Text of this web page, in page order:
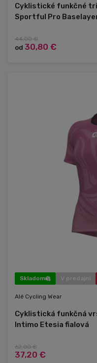
Cyklistické funkčné
Sportful Pro
44,00 €
od 30,80 €
Skladom V predajni
Alé Cycling Wear
Cyklistická funkčná
Intimo Etesia fialová
62,00 €
37,20 €